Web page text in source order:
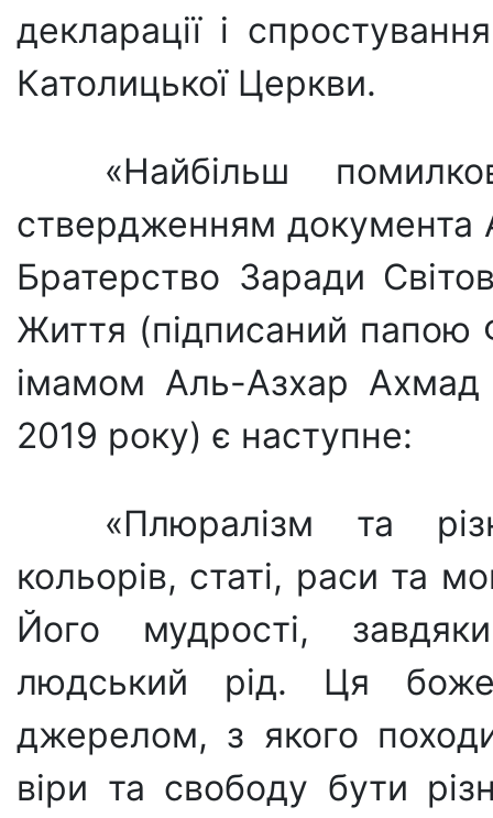
декларації і
Като­лицької Церкви.
«Найбільш
ствердженням
Братерство Заради
Життя (підписаний папою
імамом Аль-Аз­хар
2019 року) є наступне:
«Плюралізм та
кольорів, статі, раси та
Його му­дрості,
людський рід. Ця
джерелом, з якого
віри та сво­боду бути